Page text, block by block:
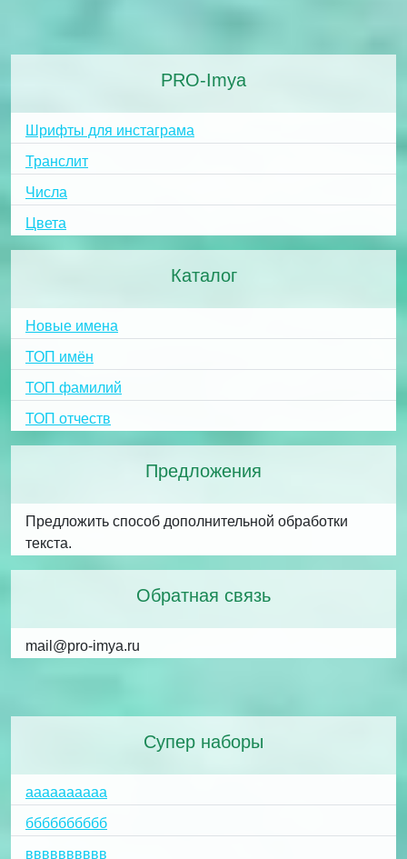
PRO-Imya
Шрифты для инстаграма
Транслит
Числа
Цвета
Каталог
Новые имена
ТОП имён
ТОП фамилий
ТОП отчеств
Предложения
Предложить способ дополнительной обработки
текста.
Обратная связь
mail@pro-imya.ru
Супер наборы
аааааааааа
бббббббббб
вввввввввв